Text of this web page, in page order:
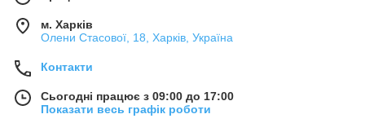
м. Харків
Олени Стасової, 18, Харків, Україна
Контакти
Сьогодні працює з 09:00 до 17:00
Показати весь графік роботи